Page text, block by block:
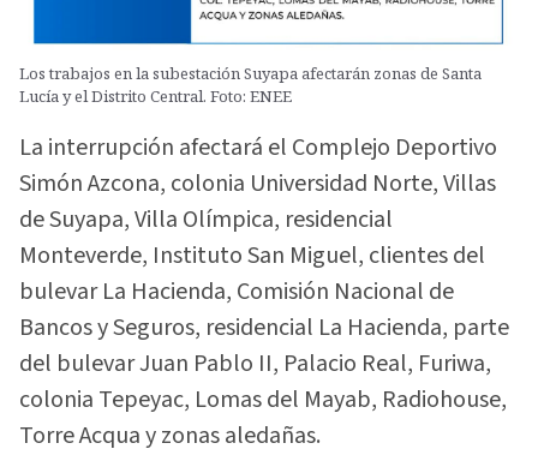
Los trabajos en la subestación Suyapa afectarán zonas de Santa
Lucía y el Distrito Central. Foto: ENEE
La interrupción afectará el Complejo Deportivo
Simón Azcona, colonia Universidad Norte, Villas
de Suyapa, Villa Olímpica, residencial
Monteverde, Instituto San Miguel, clientes del
bulevar La Hacienda, Comisión Nacional de
Bancos y Seguros, residencial La Hacienda, parte
del bulevar Juan Pablo II, Palacio Real, Furiwa,
colonia Tepeyac, Lomas del Mayab, Radiohouse,
Torre Acqua y zonas aledañas.